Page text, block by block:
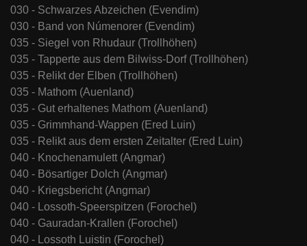
030 - Schwarzes Abzeichen (Evendim)
030 - Band von Númenorer (Evendim)
035 - Siegel von Rhudaur (Trollhöhen)
035 - Tapperte aus dem Bilwiss-Dorf (Trollhöhen)
035 - Relikt der Elben (Trollhöhen)
035 - Mathom (Auenland)
035 - Gut erhaltenes Mathom (Auenland)
035 - Grimmhand-Wappen (Ered Luin)
035 - Relikt aus dem ersten Zeitalter (Ered Luin)
040 - Knochenamulett (Angmar)
040 - Bösartiger Dolch (Angmar)
040 - Kriegsbericht (Angmar)
040 - Lossoth-Speerspitzen (Forochel)
040 - Gauradan-Krallen (Forochel)
040 - Lossoth Luistin (Forochel)